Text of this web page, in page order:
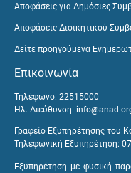
Αποφάσεις για Δημόσιες
Αποφάσεις Διοικητικού
Δείτε προηγούμενα
Επικοινωνία
Τηλέφωνο: 22515000
Ηλ. Διεύθυνση:
Γραφείο Εξυπηρέτησης του
Τηλεφωνική Εξυπηρέτηση:
Εξυπηρέτηση με φυσική